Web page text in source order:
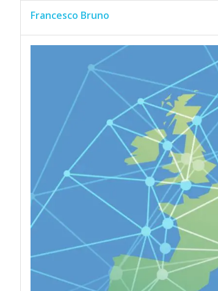
Francesco Bruno